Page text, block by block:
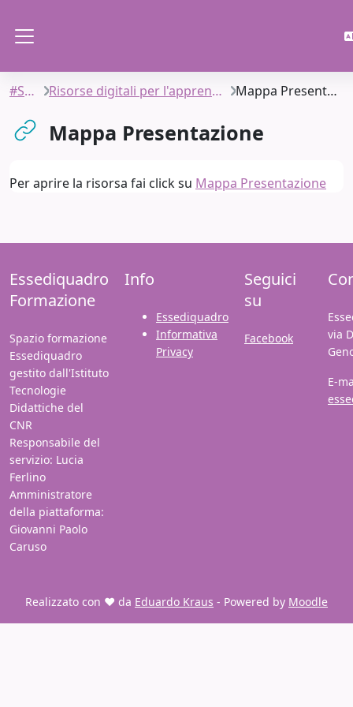
#SIAC Risorse digitali per l'apprendimento Mappa Presentazione
Mappa Presentazione
Per aprire la risorsa fai click su Mappa Presentazione
Essediquadro
Formazione
Spazio formazione
Essediquadro
gestito dall'Istituto
Tecnologie
Didattiche del
CNR
Responsabile del
servizio: Lucia
Ferlino
Amministratore
della piattaforma:
Giovanni Paolo
Caruso
Info
Essediquadro
Informativa
Privacy
Seguici
su
Facebook
via
E-
Realizzato con ❤️ da Eduardo Kraus - Powered by Moodle